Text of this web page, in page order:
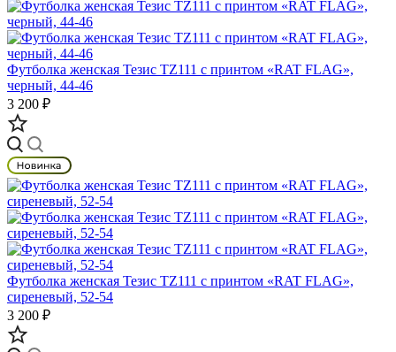
Футболка женская Тезис TZ111 с принтом «RAT FLAG»,
черный, 44-46
3 200 ₽
Футболка женская Тезис TZ111 с принтом «RAT FLAG»,
сиреневый, 52-54
3 200 ₽